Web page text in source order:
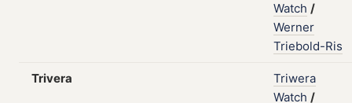
Watch /
Werner
Triebold-Ris
Trivera
Triwera
Watch /